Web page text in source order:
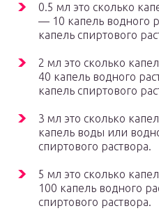
0.5 мл это сколько
— 10 капель водного
капель спиртового
2 мл это сколько
40 капель водного
капель спиртового
3 мл это сколько
капель воды или
спиртового раствора.
5 мл это сколько
100 капель водного
спиртового раствора.